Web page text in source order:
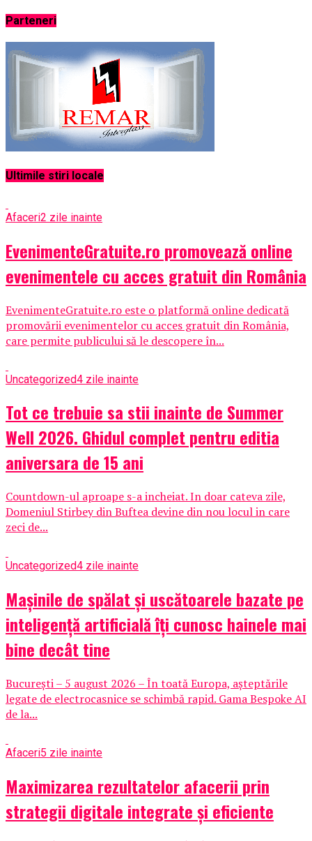
Parteneri
Ultimile stiri locale
Afaceri2 zile inainte
EvenimenteGratuite.ro promovează online
evenimentele cu acces gratuit din România
EvenimenteGratuite.ro este o platformă online dedicată
promovării evenimentelor cu acces gratuit din România,
care permite publicului să le descopere în...
Uncategorized4 zile inainte
Tot ce trebuie sa stii inainte de Summer
Well 2026. Ghidul complet pentru editia
aniversara de 15 ani
Countdown-ul aproape s-a incheiat. In doar cateva zile,
Domeniul Stirbey din Buftea devine din nou locul in care
zeci de...
Uncategorized4 zile inainte
Mașinile de spălat și uscătoarele bazate pe
inteligență artificială îți cunosc hainele mai
bine decât tine
București – 5 august 2026 – În toată Europa, așteptările
legate de electrocasnice se schimbă rapid. Gama Bespoke AI
de la...
Afaceri5 zile inainte
Maximizarea rezultatelor afacerii prin
strategii digitale integrate și eficiente